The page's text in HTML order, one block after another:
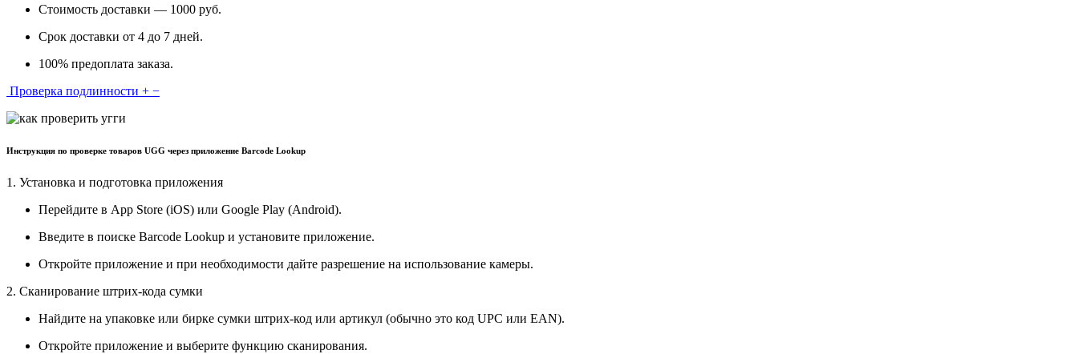
Стоимость доставки — 1000 руб.
Срок доставки от 4 до 7 дней.
100% предоплата заказа.
Проверка подлинности + −
Инструкция по проверке товаров UGG через приложение Barcode Lookup
1. Установка и подготовка приложения
Перейдите в App Store (iOS) или Google Play (Android).
Введите в поиске Barcode Lookup и установите приложение.
Откройте приложение и при необходимости дайте разрешение на использование камеры.
2. Сканирование штрих-кода сумки
Найдите на упаковке или бирке сумки штрих-код или артикул (обычно это код UPC или EAN).
Откройте приложение и выберите функцию сканирования.